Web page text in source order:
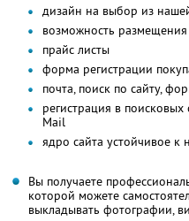
дизайн на выбор из
возможность
прайс листы
форма регистрации
почта, поиск по сайту,
регистрация в поисковых
Mail
ядро сайта устойчивое к
Вы получаете
которой можете
выкладывать фотографии,